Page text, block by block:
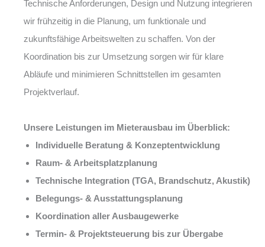
Technische Anforderungen, Design und Nutzung integrieren
wir frühzeitig in die Planung, um funktionale und
zukunftsfähige Arbeitswelten zu schaffen. Von der
Koordination bis zur Umsetzung sorgen wir für klare
Abläufe und minimieren Schnittstellen im gesamten
Projektverlauf.
Unsere Leistungen im Mieterausbau im Überblick:
Individuelle Beratung & Konzeptentwicklung
Raum- & Arbeitsplatzplanung
Technische Integration (TGA, Brandschutz, Akustik)
Belegungs- & Ausstattungsplanung
Koordination aller Ausbaugewerke
Termin- & Projektsteuerung bis zur Übergabe